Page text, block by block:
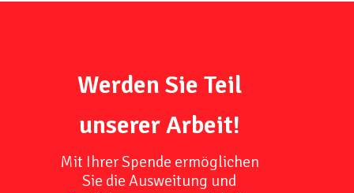
Werden Sie Teil
unserer Arbeit!
Mit Ihrer Spende ermöglichen
Sie die Ausweitung und